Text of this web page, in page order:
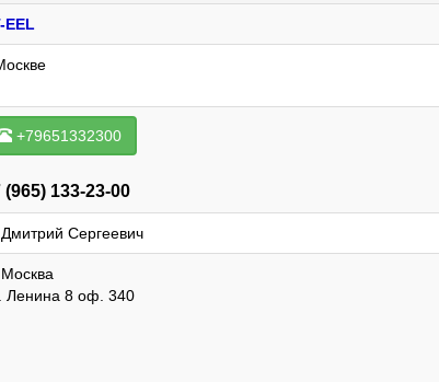
EEL
+79651332300
(965) 133-23-00
Дмитрий Сергеевич
Москва
Ленина 8 оф. 340